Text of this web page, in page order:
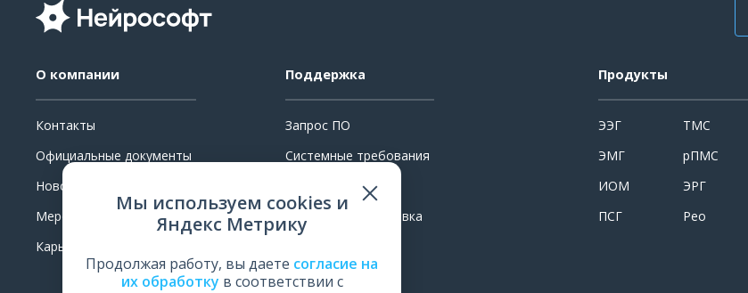
О компании
Контакты
Официальные документы
Новости
Мероприятия
Карьера
Поддержка
Запрос ПО
Системные требования
Поверка и калибровка
Оценить работу
Продукты
ЭЭГ
ЭМГ
ИОМ
ПСГ
ТМС
рПМС
ЭРГ
Рео
Мы используем cookies и
Яндекс Метрику
Продолжая работу, вы даете согласие на
их обработку в соответствии с